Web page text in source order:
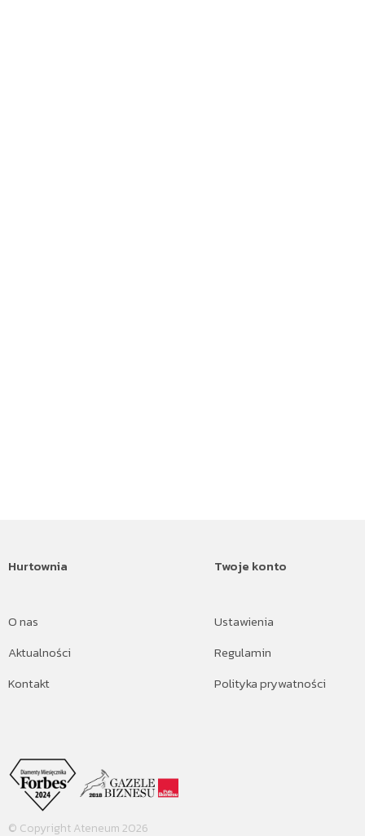
Hurtownia
O nas
Aktualności
Kontakt
Twoje konto
Ustawienia
Regulamin
Polityka prywatności
© Copyright Ateneum 2026